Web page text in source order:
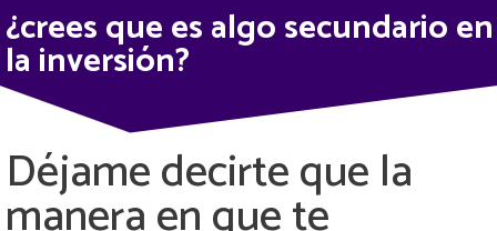
¿crees que es algo secundario en
la inversión?
Déjame decirte que la